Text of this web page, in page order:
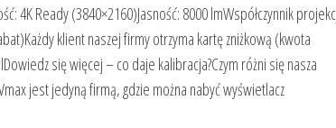
4K Ready (3840×2160)Jasność: 8000 lmWspółczynnik
klient naszej firmy otrzyma kartę zniżkową (kwota
się więcej – co daje kalibracja?Czym różni się nasza
jest jedyną firmą, gdzie można nabyć wyświetlacz